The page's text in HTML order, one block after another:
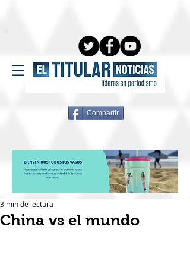
Compartir
China vs el mundo
3 min de lectura